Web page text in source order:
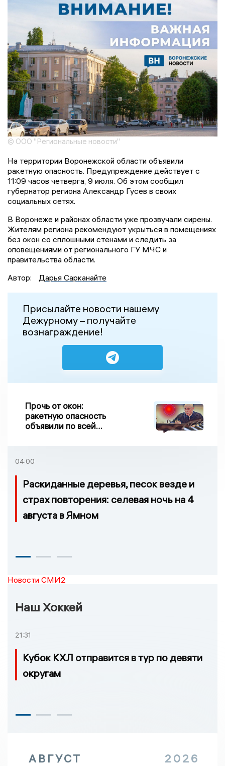
© ООО "Региональные новости"
На территории Воронежской области объявили
ракетную опасность. Предупреждение действует с
11:09 часов четверга, 9 июля. Об этом сообщил
губернатор региона Александр Гусев в своих
социальных сетях.
В Воронеже и районах области уже прозвучали сирены.
Жителям региона рекомендуют укрыться в помещениях
без окон со сплошными стенами и следить за
оповещениями от регионального ГУ МЧС и
правительства области.
Автор:
Дарья Сарканайте
Присылайте новости нашему
Дежурному – получайте
вознаграждение!
Прочь от окон:
ракетную опасность
объявили по всей
04:00
Раскиданные деревья, песок везде и
страх повторения: селевая ночь на 4
августа в Ямном
Новости СМИ2
Наш Хоккей
21:31
Кубок КХЛ отправится в тур по девяти
округам
АВГУСТ 2026